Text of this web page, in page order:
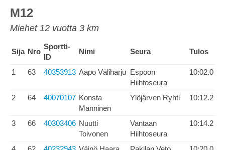
M12
Miehet 12 vuotta 3 km
Sija Nro
Sportti-
ID
Nimi Seura Tulos
1 63 40353913 Aapo Väliharju Espoon
Hiihtoseura
10:02.0
2 64 40070107 Konsta
Manninen
Ylöjärven Ryhti 10:12.2
3 66 40303406 Nuutti
Toivonen
Vantaan
Hiihtoseura
10:14.2